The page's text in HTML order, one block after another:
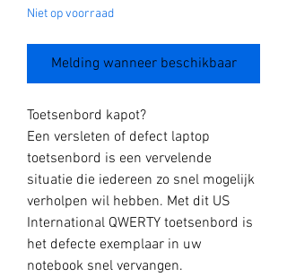
Niet op voorraad
Melding wanneer beschikbaar
Toetsenbord kapot?
Een versleten of defect laptop
toetsenbord is een vervelende
situatie die iedereen zo snel mogelijk
verholpen wil hebben. Met dit US
International QWERTY toetsenbord is
het defecte exemplaar in uw
notebook snel vervangen.